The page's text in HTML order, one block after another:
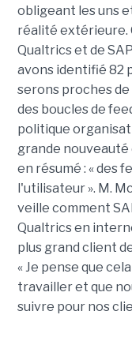
obligeant les uns
réalité extérieure.
Qualtrics et de
avons identifié 82
serons proches
des boucles de
politique
grande nouveauté
en résumé : « des
l'utilisateur ». M.
veille comment
Qualtrics en
plus grand client
« Je pense que
travailler et que
suivre pour nos